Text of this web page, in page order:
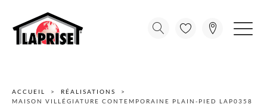
ACCUEIL
RÉALISATIONS
MAISON VILLÉGIATURE CONTEMPORAINE PLAIN-PIED LAP0358